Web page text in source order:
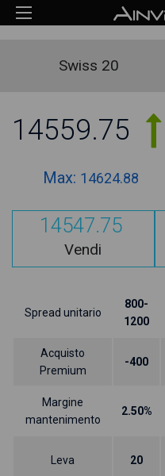
Swiss 20
14559.75
Max: 14624.88
14547.75
Vendi
Spread unitario
800-
1200
Acquisto
Premium
-400
Margine
mantenimento
2.50%
Leva 20